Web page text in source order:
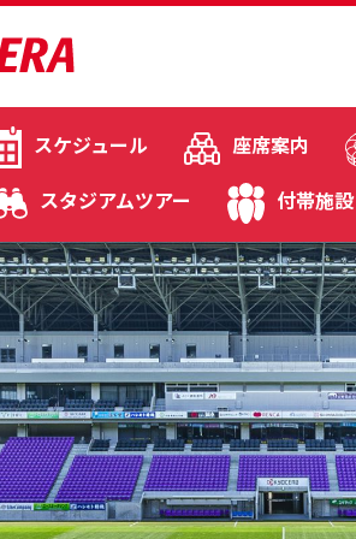
スケジュール 座席案内
スタジアムツアー
付帯施設